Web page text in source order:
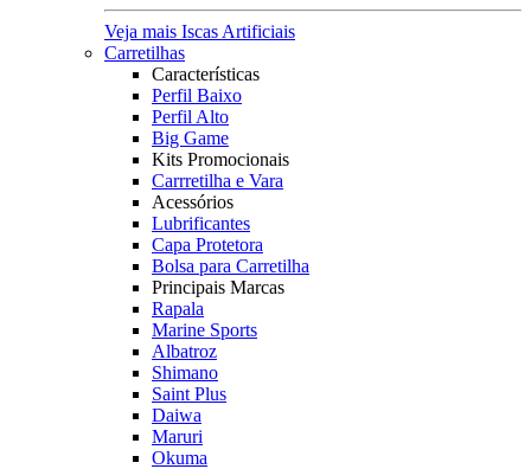
Veja mais Iscas Artificiais
Carretilhas
Características
Perfil Baixo
Perfil Alto
Big Game
Kits Promocionais
Carrretilha e Vara
Acessórios
Lubrificantes
Capa Protetora
Bolsa para Carretilha
Principais Marcas
Rapala
Marine Sports
Albatroz
Shimano
Saint Plus
Daiwa
Maruri
Okuma